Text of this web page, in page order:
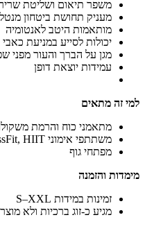
משפר תיאום ושליטת
מעניק תחושת ביטחון
מותאמות היטב לאנטומיה
יכולות לסייע במניעת
מגן על הברך והעור מפני
עמידות יוצאת דופן
למי זה מתאים
מתאמני כוח והרמת
משתתפי אימוני CrossFit, HIIT וכושר פונקציונלי.
מפתחי גוף
מימדות והזמנה
זמינות במידות S–XXL
מגיע כ-זוג ברכיות ולא